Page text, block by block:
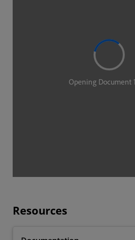
Resources